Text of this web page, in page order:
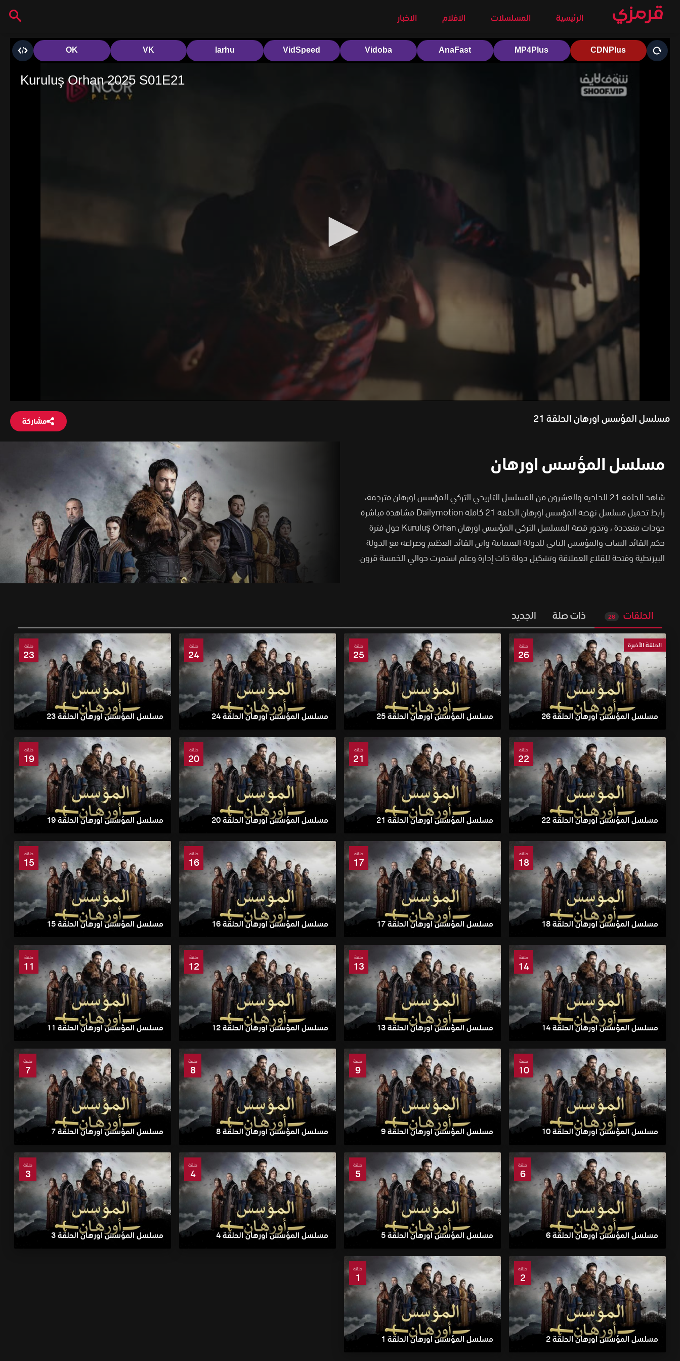
الرئيسية المسلسلات الافلام الاخبار
مسلسل المؤسس اورهان الحلقة 21 مشاركة
مسلسل المؤسس اورهان
شاهد الحلقة 21 الحادية والعشرون من المسلسل التاريخي التركي المؤسس اورهان مترجمة،
رابط تحميل مسلسل نهضة المؤسس اورهان الحلقة 21 كاملة Dailymotion مشاهدة مباشرة
جودات متعددة،
وتدور قصة المسلسل التركي المؤسس اورهان Kuruluş Orhan حول فترة
حكم القائد الشاب والمؤسس الثاني للدولة العثمانية وابن القائد العظيم وصراعه مع الدولة
البيزنطية وفتحة للقلاع العملاقة وتشكيل دولة ذات إدارة وعلم استمرت حوالي الخمسة قرون.
الحلقات 26 ذات صلة الجديد
الحلقة الأخيرة حلقة
26
مسلسل المؤسس اورهان الحلقة 26
حلقة
25
مسلسل المؤسس اورهان الحلقة 25
حلقة
24
مسلسل المؤسس اورهان الحلقة 24
حلقة
23
مسلسل المؤسس اورهان الحلقة 23
حلقة
22
مسلسل المؤسس اورهان الحلقة 22
حلقة
21
مسلسل المؤسس اورهان الحلقة 21
حلقة
20
مسلسل المؤسس اورهان الحلقة 20
حلقة
19
مسلسل المؤسس اورهان الحلقة 19
حلقة
18
مسلسل المؤسس اورهان الحلقة 18
حلقة
17
مسلسل المؤسس اورهان الحلقة 17
حلقة
16
مسلسل المؤسس اورهان الحلقة 16
حلقة
15
مسلسل المؤسس اورهان الحلقة 15
حلقة
14
مسلسل المؤسس اورهان الحلقة 14
حلقة
13
مسلسل المؤسس اورهان الحلقة 13
حلقة
12
مسلسل المؤسس اورهان الحلقة 12
حلقة
11
مسلسل المؤسس اورهان الحلقة 11
حلقة
10
مسلسل المؤسس اورهان الحلقة 10
حلقة
9
مسلسل المؤسس اورهان الحلقة 9
حلقة
8
مسلسل المؤسس اورهان الحلقة 8
حلقة
7
مسلسل المؤسس اورهان الحلقة 7
حلقة
6
مسلسل المؤسس اورهان الحلقة 6
حلقة
5
مسلسل المؤسس اورهان الحلقة 5
حلقة
4
مسلسل المؤسس اورهان الحلقة 4
حلقة
3
مسلسل المؤسس اورهان الحلقة 3
حلقة
2
مسلسل المؤسس اورهان الحلقة 2
حلقة
1
مسلسل المؤسس اورهان الحلقة 1